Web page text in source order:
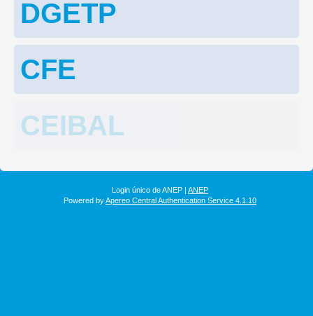
DGETP
CFE
CEIBAL
Login único de ANEP | ANEP
Powered byApereo Central Authentication Service 4.1.10